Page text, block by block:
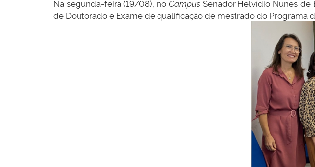
Na segunda-feira (19/08), no CampusSenador Helvídio Nunes de
de Doutorado e Exame de qualificação de mestrado do Programa